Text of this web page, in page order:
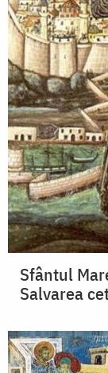
Sfântul
Salvarea